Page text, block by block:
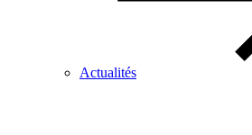
Actualités